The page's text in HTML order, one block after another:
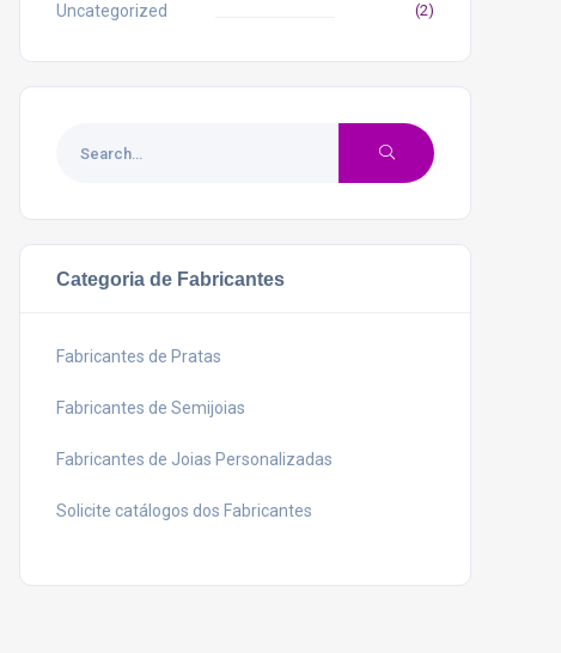
Uncategorized (2)
Categoria de Fabricantes
Fabricantes de Pratas
Fabricantes de Semijoias
Fabricantes de Joias Personalizadas
Solicite catálogos dos Fabricantes